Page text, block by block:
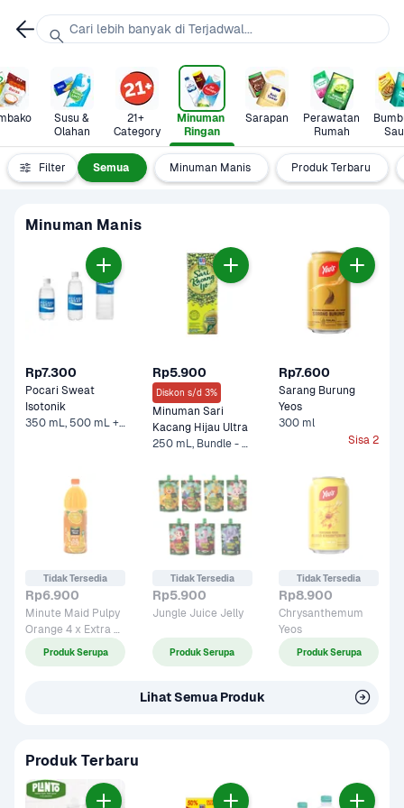
Susu &
Olahan
21+
Category
Minuman
Ringan
Sarapan
Perawatan
Rumah
Filter Semua Minuman Manis Produk Terbaru
Minuman Manis
Rp7.300
Pocari Sweat
350 mL, 500 mL +1 Lainnya
Rp5.900
Diskon s/d 3%
Minuman Sari
Kacang Hijau Ultra
250 mL, Bundle - 5 x 250 mL*
Rp7.600
Sarang Burung
Yeos
300 ml
Sisa 2
Tidak Tersedia
Rp6.900
Minute Maid Pulpy
Orange 4 x Extra
Produk Serupa
Tidak Tersedia
Rp5.900
Jungle Juice Jelly
Produk Serupa
Tidak Tersedia
Rp8.900
Chrysanthemum
Yeos
Produk Serupa
Lihat Semua Produk
Produk Terbaru
Cari lebih banyak di Terjadwal...